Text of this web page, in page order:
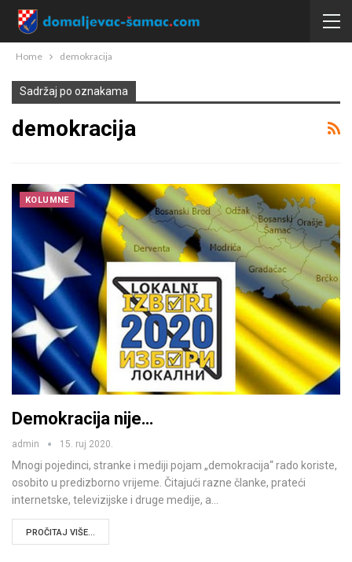
Home demokracija
Sadržaj po oznakama
demokracija
KOLUMNE
Demokracija nije…
admin 15. ruj 2020.
Mnogi pojedinci, stranke i mediji pojam „demokracija“ rado koriste,
osobito u predizborno vrijeme. Čitajući razne članke, prateći
internetske, televizijske i druge medije, a…
PROČITAJ VIŠE...